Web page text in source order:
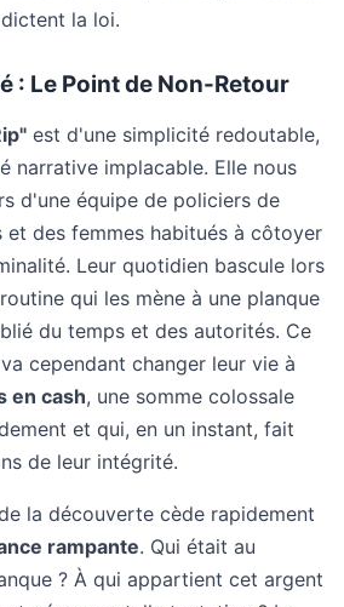
la loi.
: Le Point de Non-Retour
est d'une simplicité redoutable,
narrative implacable. Elle nous
d'une équipe de policiers de
et des femmes habitués à côtoyer
Leur quotidien bascule lors
qui les mène à une planque
du temps et des autorités. Ce
cependant changer leur vie à
en cash, une somme colossale
et qui, en un instant, fait
de leur intégrité.
la découverte cède rapidement
rampante. Qui était au
? À qui appartient cet argent